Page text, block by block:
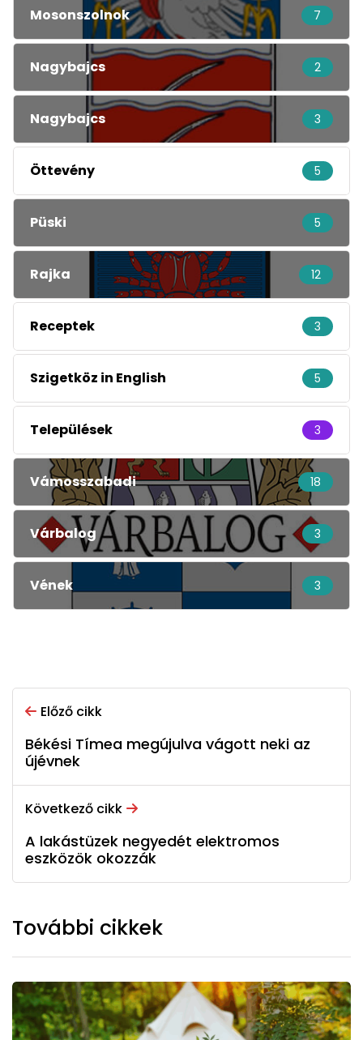
Mosonszolnok 7
Nagybajcs 2
Nagybajcs 3
Öttevény 5
Püski 5
Rajka 12
Receptek 3
Szigetköz in English 5
Települések 3
Vámosszabadi 18
Várbalog 3
Vének 3
Előző cikk
Békési Tímea megújulva vágott neki az
újévnek
Következő cikk
A lakástüzek negyedét elektromos
eszközök okozzák
További cikkek